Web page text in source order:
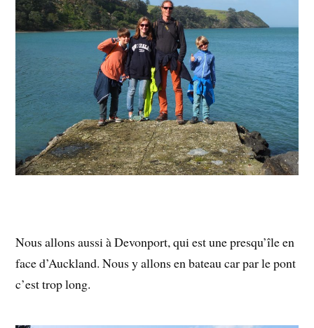
Nous allons aussi à Devonport, qui est une presqu’île en
face d’Auckland. Nous y allons en bateau car par le pont
c’est trop long.